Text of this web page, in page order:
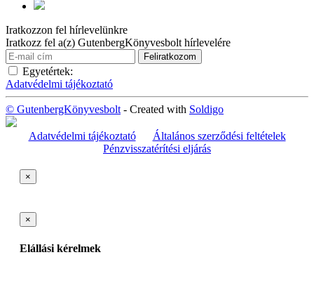
Iratkozzon fel hírlevelünkre
Iratkozz fel a(z) GutenbergKönyvesbolt hírlevelére
Egyetértek:
Adatvédelmi tájékoztató
© GutenbergKönyvesbolt - Created with Soldigo
Adatvédelmi tájékoztató
Általános szerződési feltételek
Pénzvisszatérítési eljárás
×
×
Elállási kérelmek